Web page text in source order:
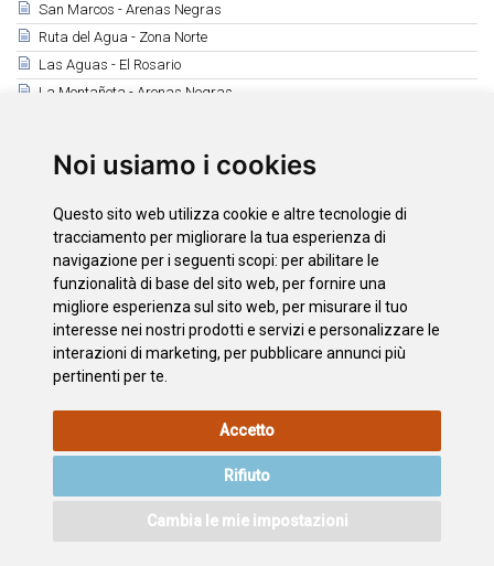
Noi usiamo i cookies
Questo sito web utilizza cookie e altre tecnologie di
tracciamento per migliorare la tua esperienza di
navigazione per i seguenti scopi: per abilitare le
funzionalità di base del sito web, per fornire una
migliore esperienza sul sito web, per misurare il tuo
interesse nei nostri prodotti e servizi e personalizzare le
interazioni di marketing, per pubblicare annunci più
pertinenti per te
Accetto
Rifiuto
Cambia le mie impostazioni
San Marcos - Arenas Negras
Ruta del Agua - Zona Norte
Las Aguas - El Rosario
La Montañeta - Arenas Negras
Roque del Conde
Montaña Roja - Montaña Pelada
Camino Real de Fasnia
Ruta de los Peregrinos
Observación de Aves
ACCESSIBILITÀ CONTATTO
. Todos los derechos reservados.